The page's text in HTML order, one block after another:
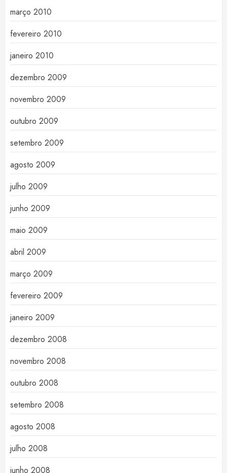
março 2010
fevereiro 2010
janeiro 2010
dezembro 2009
novembro 2009
outubro 2009
setembro 2009
agosto 2009
julho 2009
junho 2009
maio 2009
abril 2009
março 2009
fevereiro 2009
janeiro 2009
dezembro 2008
novembro 2008
outubro 2008
setembro 2008
agosto 2008
julho 2008
junho 2008